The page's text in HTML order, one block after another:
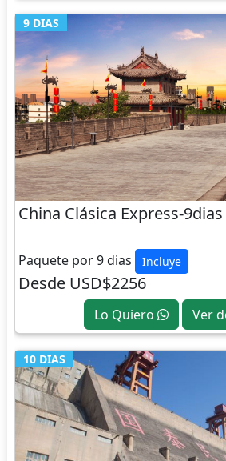
9 DIAS
China Clásica Express-9dias
Paquete por 9 dias Incluye
Desde USD$2256
Lo Quiero Ver
10 DIAS